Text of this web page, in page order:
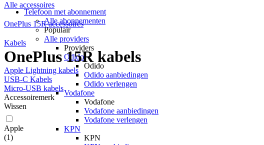
Telefoon met abonnement
Alle abonnementen
Populair
Alle providers
Providers
Odido
Odido
Odido aanbiedingen
Odido verlengen
Vodafone
Vodafone
Vodafone aanbiedingen
Vodafone verlengen
KPN
KPN
Alle accessoires
OnePlus 15R accessoires
Kabels
OnePlus 15R kabels
Apple Lightning kabels
USB-C Kabels
Micro-USB kabels
Accessoiremerk
Wissen
Apple
(1)